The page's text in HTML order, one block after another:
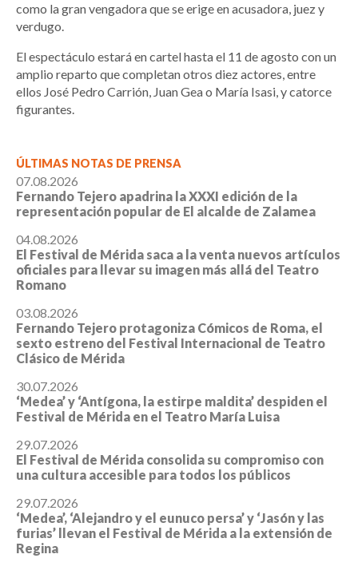
como la gran vengadora que se erige en acusadora, juez y
verdugo.
El espectáculo estará en cartel hasta el 11 de agosto con un
amplio reparto que completan otros diez actores, entre
ellos José Pedro Carrión, Juan Gea o María Isasi, y catorce
figurantes.
ÚLTIMAS NOTAS DE PRENSA
07.08.2026
Fernando Tejero apadrina la XXXI edición de la
representación popular de El alcalde de Zalamea
04.08.2026
El Festival de Mérida saca a la venta nuevos artículos
oficiales para llevar su imagen más allá del Teatro
Romano
03.08.2026
Fernando Tejero protagoniza Cómicos de Roma, el
sexto estreno del Festival Internacional de Teatro
Clásico de Mérida
30.07.2026
‘Medea’ y ‘Antígona, la estirpe maldita’ despiden el
Festival de Mérida en el Teatro María Luisa
29.07.2026
El Festival de Mérida consolida su compromiso con
una cultura accesible para todos los públicos
29.07.2026
‘Medea’, ‘Alejandro y el eunuco persa’ y ‘Jasón y las
furias’ llevan el Festival de Mérida a la extensión de
Regina